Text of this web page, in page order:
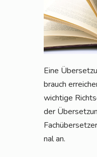
Eine
brauch
wich­ti­ge
der
nal an.